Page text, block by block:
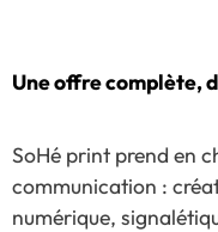
Une offre complète,
SoHé print prend en
communication :
numérique,